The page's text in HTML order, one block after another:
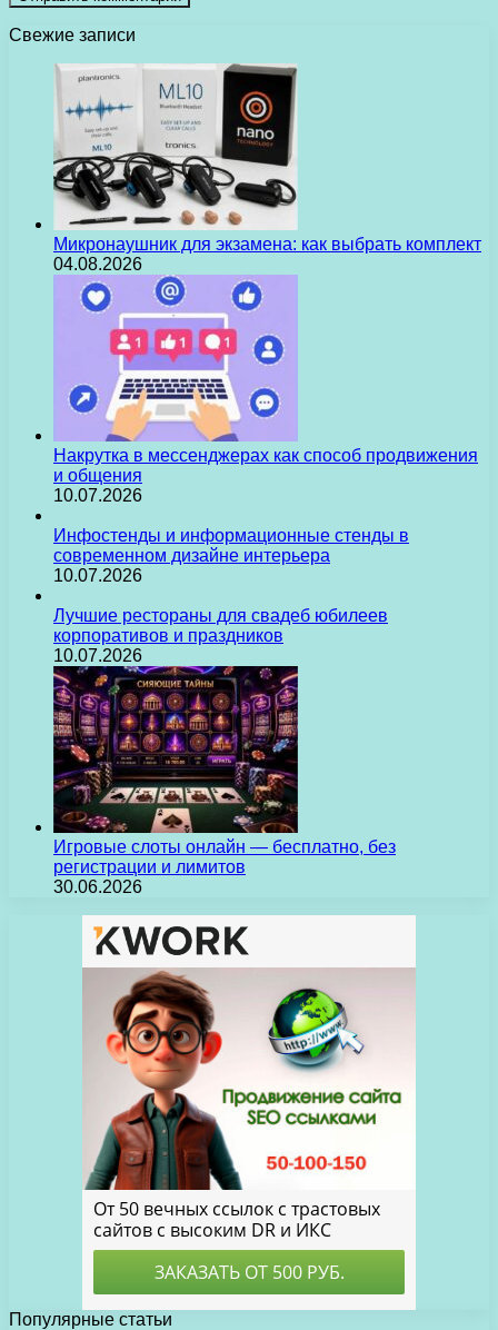
Свежие записи
Микронаушник для экзамена: как выбрать комплект
04.08.2026
Накрутка в мессенджерах как способ продвижения
и общения
10.07.2026
Инфостенды и информационные стенды в
современном дизайне интерьера
10.07.2026
Лучшие рестораны для свадеб юбилеев
корпоративов и праздников
10.07.2026
Игровые слоты онлайн — бесплатно, без
регистрации и лимитов
30.06.2026
Популярные статьи